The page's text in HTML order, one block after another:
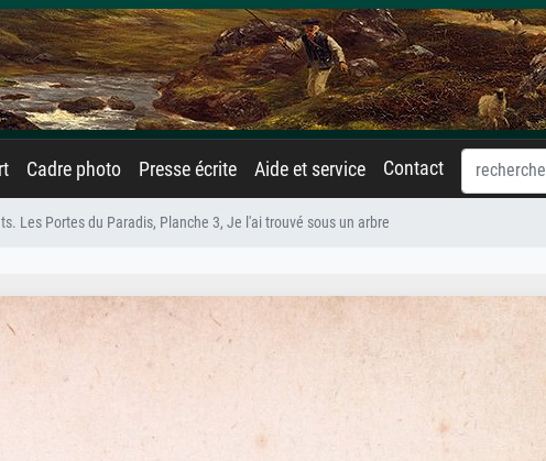
Cadre photo Presse écrite Aide et service Contact
Les Portes du Paradis, Planche 3, Je l'ai trouvé sous un arbre